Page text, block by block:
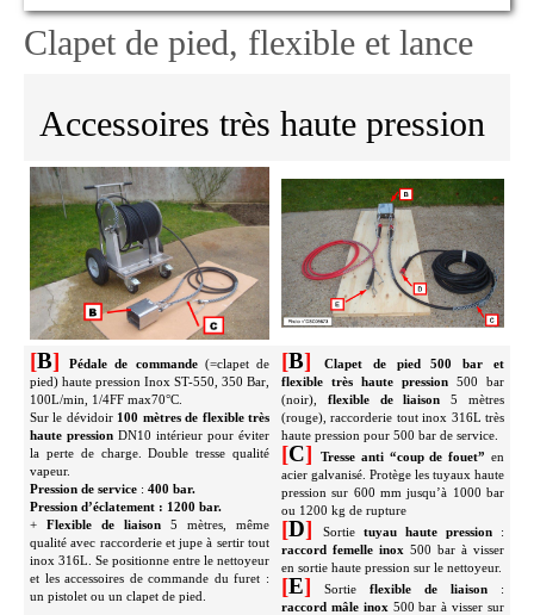
Clapet de pied, flexible et lance
Accessoires très haute pression
[B]Pédale de commande(=clapet de
pied) haute pression Inox ST-550, 350 Bar,
100L/min, 1/4FF max70°C.
Sur le dévidoir100 mètres de flexible très
haute pression DN10 intérieur pour éviter
la perte de charge. Double tresse qualité
vapeur.
Pression de service : 400 bar.
Pression d’éclatement : 1200 bar.
+ Flexible de liaison 5 mètres, même
qualité avec raccorderie et jupe à sertir tout
inox 316L. Se positionne entre le nettoyeur
et les accessoires de commande du furet :
un pistolet ou un clapet de pied.
[B]
Clapet de pied 500 bar et
flexible très haute pression 500 bar
(noir), flexible de liaison 5 mètres
(rouge), raccorderie tout inox 316L très
haute pression pour 500 bar de service.
[C] Tresse anti “coup de fouet” en
acier galvanisé. Protège les tuyaux haute
pression sur 600 mm jusqu’à 1000 bar
ou 1200 kg de rupture
[D] Sortie tuyau haute pression :
raccord femelle inox 500 bar à visser
en sortie haute pression sur le nettoyeur.
[E] Sortie flexible de liaison :
raccord mâle inox 500 bar à visser sur